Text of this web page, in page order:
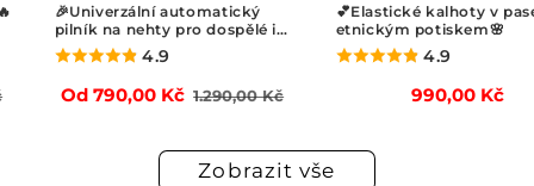
Výprodejová
💕Elastické kalhoty v pase s
etnickým potiskem🌸
4.9
Běžná
990,00 Kč
✨New 2026
kalhotky s vysokým
proužky v jednom
4.9
Běžná
Od 690,00 Kč
Zobrazit vše